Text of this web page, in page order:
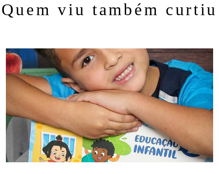
Quem viu também curtiu